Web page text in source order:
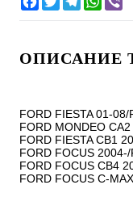
ОПИСАНИЕ
FORD FIESTA 01-
FORD MONDEO
FORD FIESTA CB1
FORD FOCUS
FORD FOCUS CB4
FORD FOCUS C-